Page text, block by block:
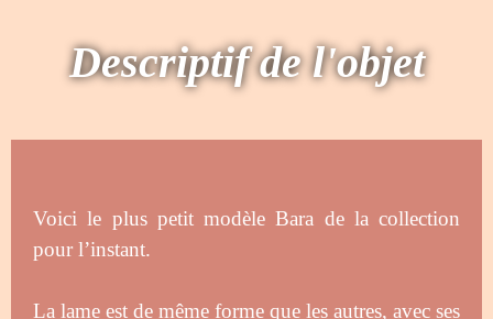
Descriptif de l'objet
Voici le plus petit modèle Bara de la collection
pour l’instant.
La lame est de même forme que les autres, avec ses